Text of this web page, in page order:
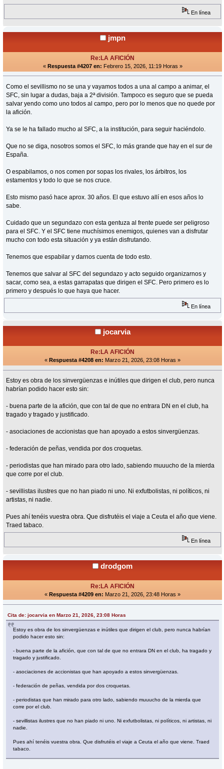
En línea
jmpn
Re:LA AFICIÓN
« Respuesta #4207 en: Febrero 15, 2026, 11:19 Horas »
Como el sevillismo no se una y vayamos todos a una al campo a animar, el
SFC, sin lugar a dudas, baja a 2ª división. Tampoco es seguro que se pueda
salvar yendo como uno todos al campo, pero por lo menos que no quede por
la afición.
Ya se le ha fallado mucho al SFC, a la institución, para seguir haciéndolo.
Que no se diga, nosotros somos el SFC, lo más grande que hay en el sur de
España.
O espabilamos, o nos comen por sopas los rivales, los árbitros, los
estamentos y todo lo que se nos cruce.
Esto mismo pasó hace aprox. 30 años. El que estuvo allí en esos años lo
sabe.
Cuidado que un segundazo con esta gentuza al frente puede ser peligroso
para el SFC. Y el SFC tiene muchísimos enemigos, quienes van a disfrutar
mucho con todo esta situación y ya están disfrutando.
Tenemos que espabilar y darnos cuenta de todo esto.
Tenemos que salvar al SFC del segundazo y acto seguido organizarnos y
sacar, como sea, a estas garrapatas que dirigen el SFC. Pero primero es lo
primero y después lo que haya que hacer.
En línea
jocarvia
Re:LA AFICIÓN
« Respuesta #4208 en: Marzo 21, 2026, 23:08 Horas »
Estoy es obra de los sinvergüenzas e inútiles que dirigen el club, pero nunca
habrían podido hacer esto sin:
- buena parte de la afición, que con tal de que no entrara DN en el club, ha
tragado y tragado y justificado.
- asociaciones de accionistas que han apoyado a estos sinvergüenzas.
- federación de peñas, vendida por dos croquetas.
- periodistas que han mirado para otro lado, sabiendo muuucho de la mierda
que corre por el club.
- sevillistas ilustres que no han piado ni uno. Ni exfutbolistas, ni políticos, ni
artistas, ni nadie.
Pues ahí tenéis vuestra obra. Que disfrutéis el viaje a Ceuta el año que viene.
Traed tabaco.
En línea
drodgom
Re:LA AFICIÓN
« Respuesta #4209 en: Marzo 21, 2026, 23:48 Horas »
Cita de: jocarvia en Marzo 21, 2026, 23:08 Horas
Estoy es obra de los sinvergüenzas e inútiles que dirigen el club, pero nunca habrían
podido hacer esto sin:
- buena parte de la afición, que con tal de que no entrara DN en el club, ha tragado y
tragado y justificado.
- asociaciones de accionistas que han apoyado a estos sinvergüenzas.
- federación de peñas, vendida por dos croquetas.
- periodistas que han mirado para otro lado, sabiendo muuucho de la mierda que
corre por el club.
- sevillistas ilustres que no han piado ni uno. Ni exfutbolistas, ni políticos, ni artistas, ni
nadie.
Pues ahí tenéis vuestra obra. Que disfrutéis el viaje a Ceuta el año que viene. Traed
tabaco.